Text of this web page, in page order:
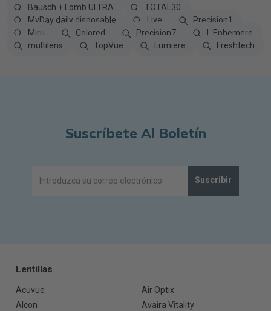
Bausch + Lomb ULTRA
TOTAL30
MyDay daily disposable
Live
Precision1
Miru
Colored Precision7
L'Ephemere
multilens
TopVue Lumiere Freshtech
Suscríbete Al Boletín
Suscribir
Lentillas
Acuvue
Air Optix
Alcon
Avaira Vitality